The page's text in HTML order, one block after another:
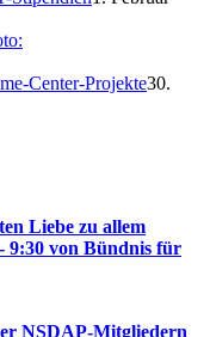
Center-Projekte30.
Liebe zu allem
9:30 von Bündnis für
NSDAP-Mitgliedern